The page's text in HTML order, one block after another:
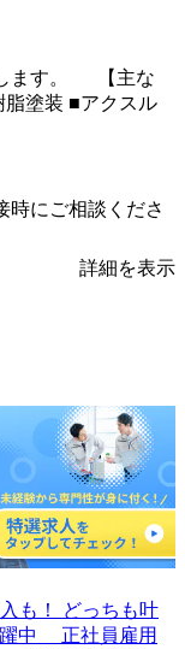
します。 【主な
塗装 ■アクスル
にご相談くださ
詳細を表示